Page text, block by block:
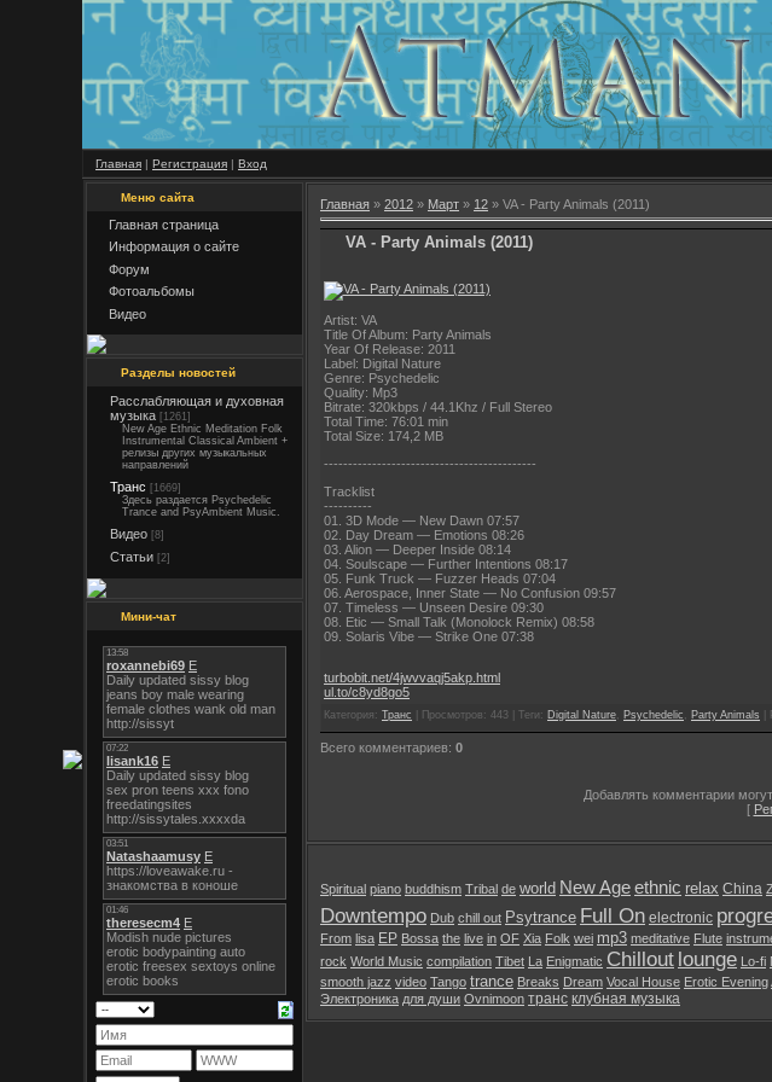
Главная | Регистрация | Вход
Меню сайта
Главная страница
Информация о сайте
Форум
Фотоальбомы
Видео
Разделы новостей
Расслабляющая и духовная
музыка [1261]
New Age Ethnic Meditation Folk
Instrumental Classical Ambient +
релизы других музыкальных
направлений
Транс [1669]
Здесь раздается Psychedelic
Trance and PsyAmbient Music.
Видео [8]
Статьи [2]
Мини-чат
Главная » 2012 » Март » 12 » VA - Party Animals (2011)
VA - Party Animals (2011)
Artist: VA
Title Of Album: Party Animals
Year Of Release: 2011
Label: Digital Nature
Genre: Psychedelic
Quality: Mp3
Bitrate: 320kbps / 44.1Khz / Full Stereo
Total Time: 76:01 min
Total Size: 174,2 MB
--------------------------------------------
Tracklist
----------
01. 3D Mode — New Dawn 07:57
02. Day Dream — Emotions 08:26
03. Alion — Deeper Inside 08:14
04. Soulscape — Further Intentions 08:17
05. Funk Truck — Fuzzer Heads 07:04
06. Aerospace, Inner State — No Confusion 09:57
07. Timeless — Unseen Desire 09:30
08. Etic — Small Talk (Monolock Remix) 08:58
09. Solaris Vibe — Strike One 07:38
turbobit.net/4jwvvaqj5akp.html
ul.to/c8yd8go5
Категория: Транс | Просмотров: 443 | Теги: Digital Nature, Psychedelic , Party Animals |
Всего комментариев: 0
Добавлять комментарии
[
Spiritual piano buddhism Tribal de world New Ageethnic relax China
Downtempo Dub chill out Psytrance Full On electronic
From lisa EP Bossa the live in OF Xia Folk wei mp3 meditative Flute
rock World Music compilation Tibet La Enigmatic Chillout lounge Lo-fi
smooth jazz video Tango trance Breaks Dream Vocal House Erotic Evening
Электроника для души Ovnimoon транс клубная музыка